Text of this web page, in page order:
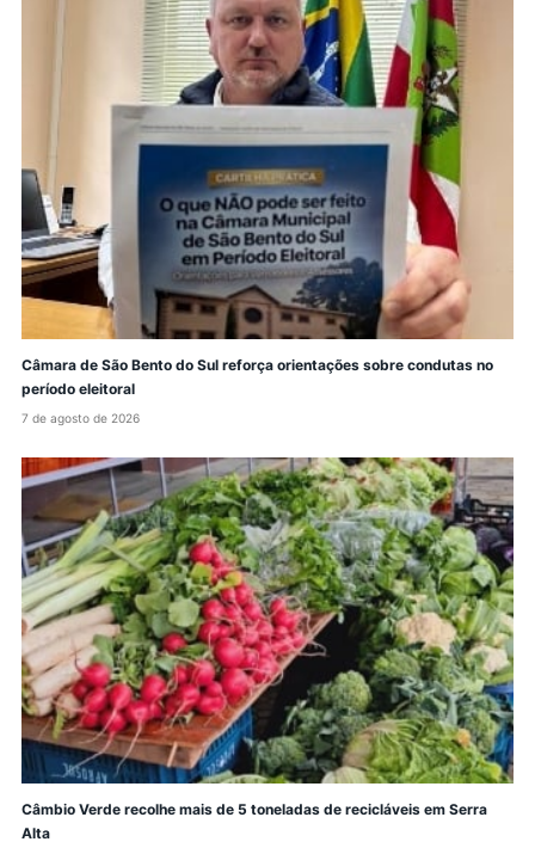
Câmara de São Bento do Sul reforça orientações sobre condutas no
período eleitoral
7 de agosto de 2026
Câmbio Verde recolhe mais de 5 toneladas de recicláveis em Serra
Alta